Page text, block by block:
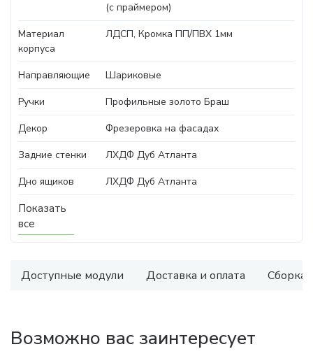
(с праймером)
Материал
корпуса
ЛДСП, Кромка ПП/ПВХ 1мм
Направляющие
Шариковые
Ручки
Профильные золото Браш
Декор
Фрезеровка на фасадах
Задние стенки
ЛХДФ Дуб Атланта
Дно ящиков
ЛХДФ Дуб Атланта
Показать
все
Доступные модули Доставка и оплата Сборка
Возможно вас заинтересует